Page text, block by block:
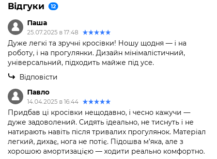
Відгуки 12
Паша
25.07.2025 в 17:48
Дуже легкі та зручні кросівки! Ношу щодня — і на
роботу, і на прогулянки. Дизайн мінімалістичний,
універсальний, підходить майже під усе.
Відповісти
Павло
14.04.2025 в 16:44
Придбав ці кросівки нещодавно, і чесно кажучи —
дуже задоволений. Сидять ідеально, не тиснуть і не
натирають навіть після тривалих прогулянок. Матеріал
легкий, дихає, нога не потіє. Підошва м’яка, але з
хорошою амортизацією — ходити реально комфортно.